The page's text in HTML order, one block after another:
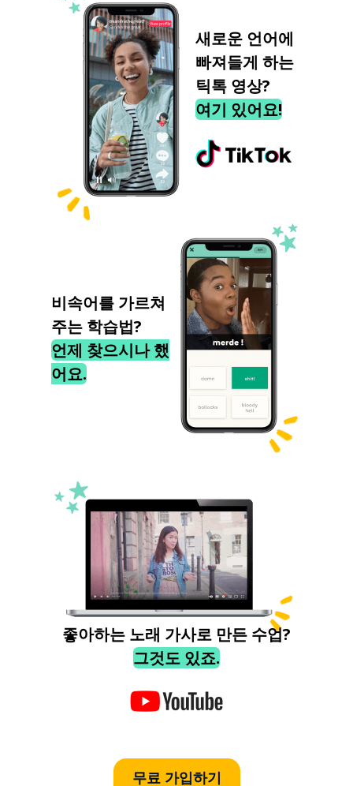
새로운 언어에
빠져들게 하는
틱톡 영상?
여기 있어요!
비속어를 가르쳐
주는 학습법?
언제 찾으시나 했
어요.
좋아하는 노래 가사로 만든 수업?
그것도 있죠.
무료 가입하기